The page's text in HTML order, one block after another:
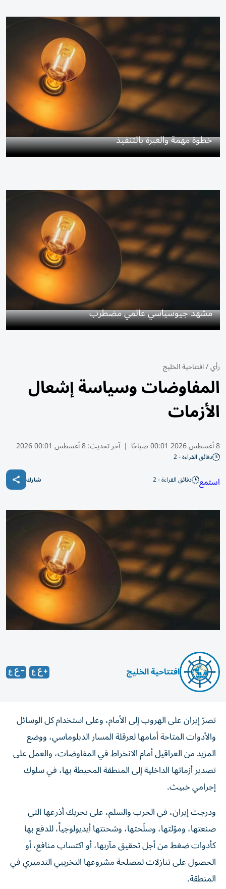
خطوة مهمة والعبرة بالتنفيذ
مشهد جيوسياسي عالمي مضطرب
رأي/افتتاحية الخليج
المفاوضات وسياسة إشعال
الأزمات
8 أغسطس 2026 00:01 صباحًا | آخر تحديث:8 أغسطس 00:01 2026
دقائق القراءة - 2
استمع دقائق القراءة - 2 شارك
افتتاحية الخليج
تصرّ إيران على الهروب إلى الأمام، وعلى استخدام كل الوسائل
والأدوات المتاحة أمامها لعرقلة المسار الدبلوماسي، ووضع
المزيد من العراقيل أمام الانخراط في المفاوضات، والعمل على
تصدير أزماتها الداخلية إلى المنطقة المحيطة بها، في سلوك
إجرامي خبيث.
ودرجت إيران، في الحرب والسلم، على تحريك أذرعها التي
صنعتها، وموّلتها، وسلّحتها، وشحنتها أيديولوجياً، للدفع بها
كأدوات ضغط من أجل تحقيق مآربها، أو اكتساب منافع، أو
الحصول على تنازلات لمصلحة مشروعها التخريبي التدميري في
المنطقة.